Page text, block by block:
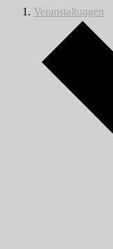
Veranstaltungen